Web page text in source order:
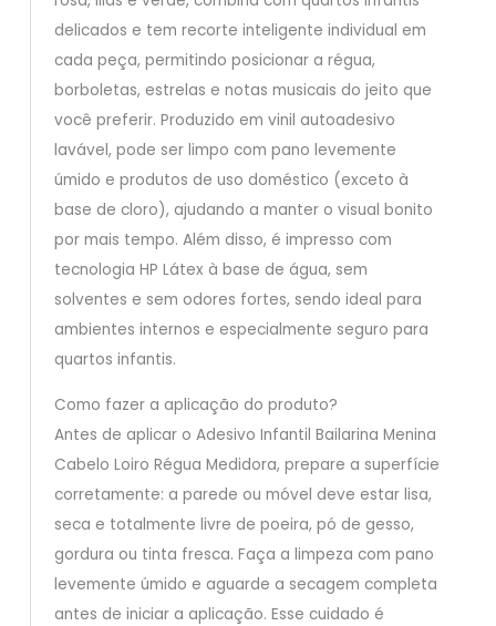
delicados e tem recorte inteligente individual em
cada peça, permitindo posicionar a régua,
borboletas, estrelas e notas musicais do jeito que
você preferir. Produzido em vinil autoadesivo
lavável, pode ser limpo com pano levemente
úmido e produtos de uso doméstico (exceto à
base de cloro), ajudando a manter o visual bonito
por mais tempo. Além disso, é impresso com
tecnologia HP Látex à base de água, sem
solventes e sem odores fortes, sendo ideal para
ambientes internos e especialmente seguro para
quartos infantis.
Como fazer a aplicação do produto?
Antes de aplicar o Adesivo Infantil Bailarina Menina
Cabelo Loiro Régua Medidora, prepare a superfície
corretamente: a parede ou móvel deve estar lisa,
seca e totalmente livre de poeira, pó de gesso,
gordura ou tinta fresca. Faça a limpeza com pano
levemente úmido e aguarde a secagem completa
antes de iniciar a aplicação. Esse cuidado é